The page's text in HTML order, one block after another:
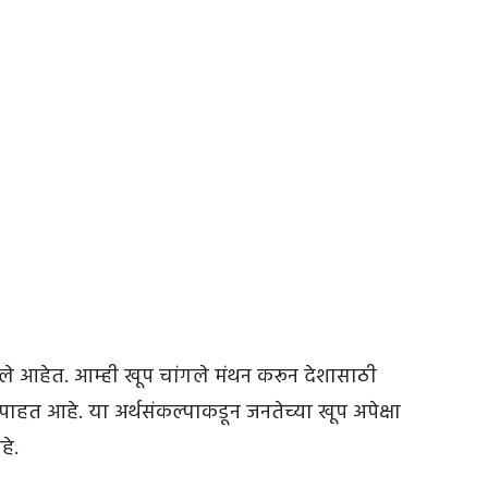
आहेत. आम्ही खूप चांगले मंथन करून देशासाठी
आहे. या अर्थसंकल्पाकडून जनतेच्या खूप अपेक्षा